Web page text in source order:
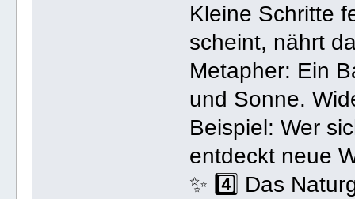
Kleine Schritte
scheint, nährt
Metapher: Ein
und Sonne.
Beispiel: Wer
entdeckt neue
✨ 4️⃣ Das